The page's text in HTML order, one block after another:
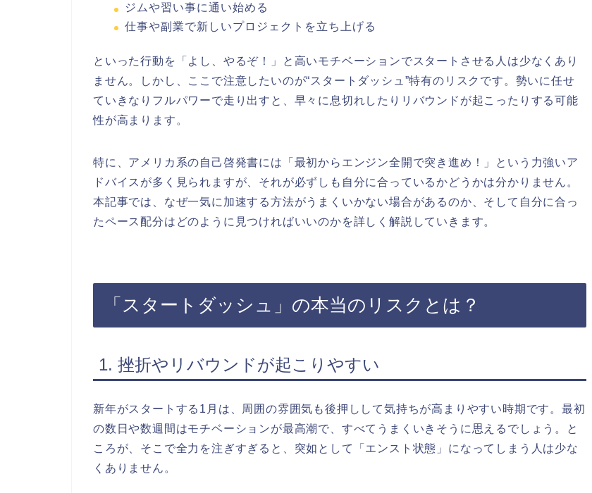
ジムや習い事に通い始める
仕事や副業で新しいプロジェクトを立ち上げる
といった行動を「よし、やるぞ！」と高いモチベーションでスタートさせる人は少なくあり
ません。しかし、ここで注意したいのが“スタートダッシュ”特有のリスクです。勢いに任せ
ていきなりフルパワーで走り出すと、早々に息切れしたりリバウンドが起こったりする可能
性が高まります。
特に、アメリカ系の自己啓発書には「最初からエンジン全開で突き進め！」という力強いア
ドバイスが多く見られますが、それが必ずしも自分に合っているかどうかは分かりません。
本記事では、なぜ一気に加速する方法がうまくいかない場合があるのか、そして自分に合っ
たペース配分はどのように見つければいいのかを詳しく解説していきます。
「スタートダッシュ」の本当のリスクとは？
1. 挫折やリバウンドが起こりやすい
新年がスタートする1月は、周囲の雰囲気も後押しして気持ちが高まりやすい時期です。最初
の数日や数週間はモチベーションが最高潮で、すべてうまくいきそうに思えるでしょう。と
ころが、そこで全力を注ぎすぎると、突如として「エンスト状態」になってしまう人は少な
くありません。